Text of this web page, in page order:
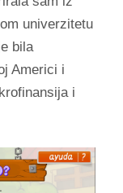
univerzitetu
bila
Americi i
i